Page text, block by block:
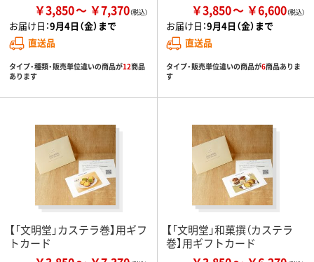
￥3,850 ￥7,370
お届け日：9月4日（金）まで
直送品
タイプ・種類・販売単位違いの商品が12商品
あります
￥3,850 ￥6,600
お届け日：9月4日（金）まで
直送品
タイプ・販売単位違いの商品が6商品ありま
す
【「文明堂」カステラ巻】用ギフ
トカード
【「文明堂」和菓撰（カステラ
巻】用ギフトカード